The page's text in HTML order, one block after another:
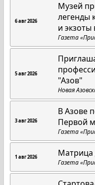
6 авг 2026
Музей
легенды
и
Газета
5 авг 2026
"Азов"
Новая
3 авг 2026
В Азове
Первой
Газета
1 авг 2026
Газета